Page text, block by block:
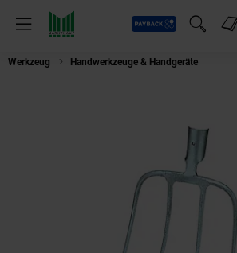
Menü
Payback
Suchfeld
Werkzeug Handwerkzeuge & Handgeräte